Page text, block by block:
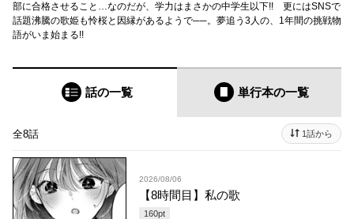
部に合格させること…なのだが、学力はまさかの中学生以下!! 更にはSNSで
話題沸騰の歌姫も怜桜と因縁があるようで──。夢追う3人の、1年間の挑戦物
語がいま始まる!!
話の一覧 単行本の一覧
全8話 1話から
2026/08/06
【8時間目】私の歌
160pt